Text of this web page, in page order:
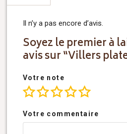
Il n’y a pas encore d’avis.
Soyez le premier à
avis sur “Villers
Votre note
Votre commentaire